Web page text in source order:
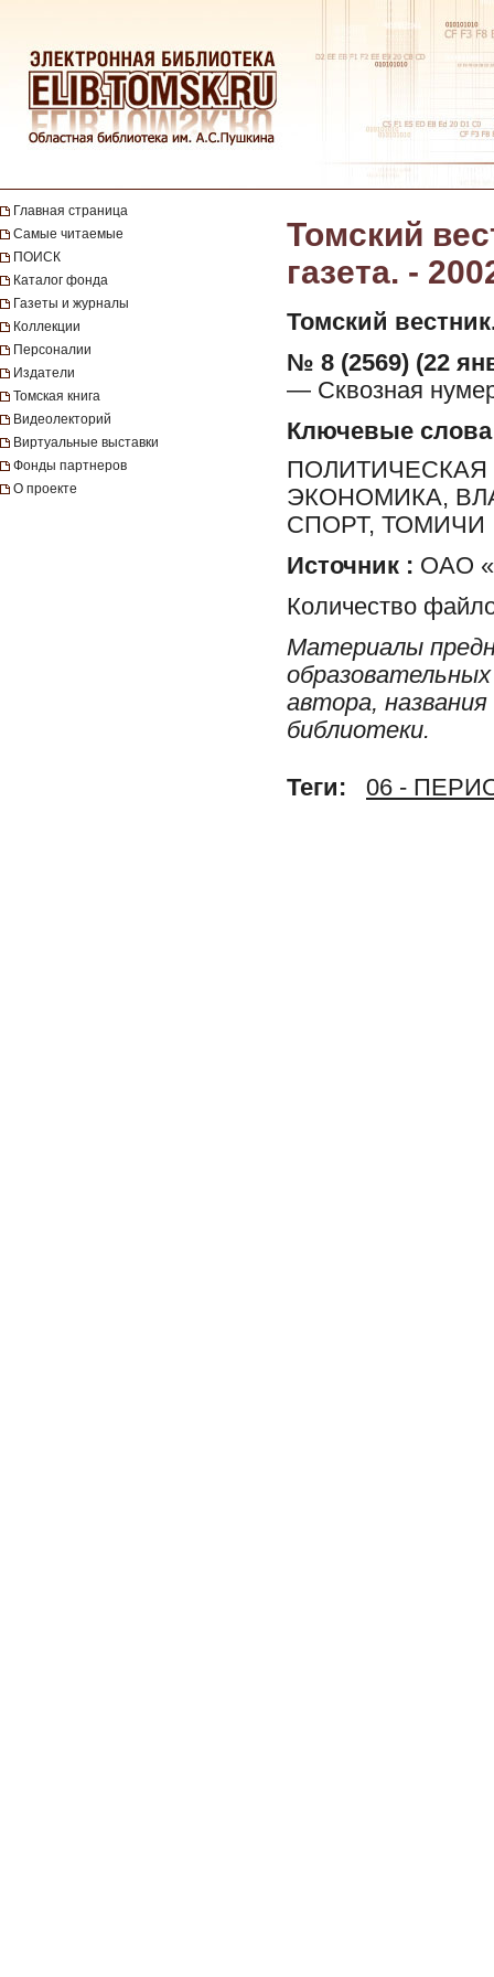
Главная страница
Самые читаемые
ПОИСК
Каталог фонда
Газеты и журналы
Коллекции
Персоналии
Издатели
Томская книга
Видеолекторий
Виртуальные выставки
Фонды партнеров
О проекте
Томский
газета. -
Томский
№ 8 (2569) (22
— Сквозная
Ключевые слова
ЭКОНОМИКА,
СПОРТ, ТОМИЧИ
Источник : ОАО
Количество
Материалы
автора,
библиотеки.
Теги: 06 -